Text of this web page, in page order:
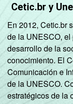
Cetic.br y
En 2012, Cetic.br
de la UNESCO,
desarrollo de la
conocimiento. El
Comunicación e
de la UNESCO.
estratégicos de la